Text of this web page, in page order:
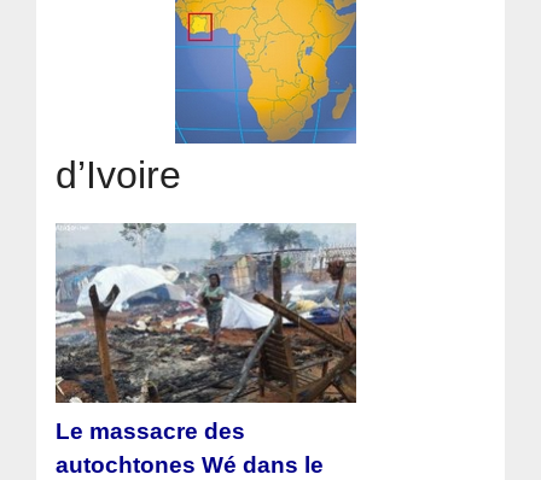
d’Ivoire
Le massacre des
autochtones Wé dans le